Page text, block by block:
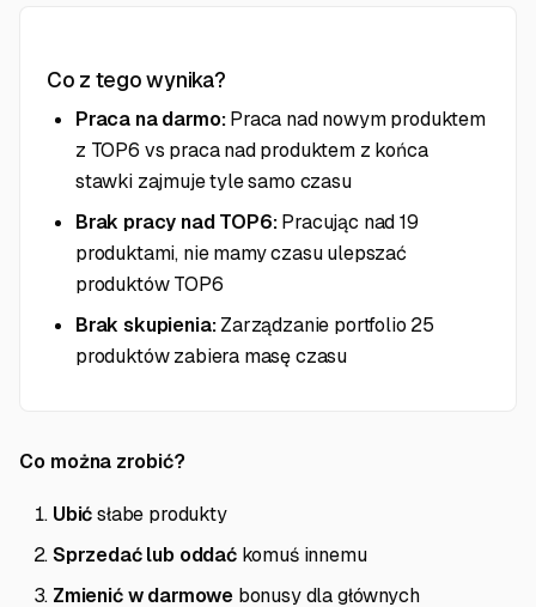
Co z tego wynika?
Praca na darmo:Praca nad nowym produktem
z TOP6 vs praca nad produktem z końca
stawki zajmuje tyle samo czasu
Brak pracy nad TOP6:Pracując nad 19
produktami, nie mamy czasu ulepszać
produktów TOP6
Brak skupienia:Zarządzanie portfolio 25
produktów zabiera masę czasu
Co można zrobić?
Ubićsłabe produkty
Sprzedać lub oddaćkomuś innemu
Zmienić w darmowe bonusy dla głównych